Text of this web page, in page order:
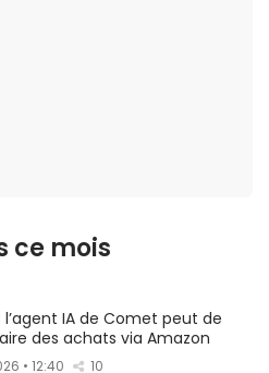
ce mois
l’agent IA de Comet peut de
des achats via Amazon
• 12:40 10